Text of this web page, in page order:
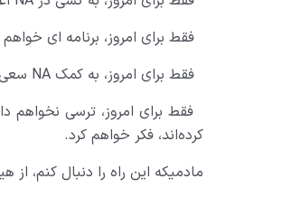
فقط برای امروز، برنامه ای
فقط برای امروز، به کمک NA سعی خواهم کرد از زاویه بهتری به زندگی نگاه کنم.
فقط برای امروز، ترسی نخواهم
کرده‌اند، فکر خواهم کرد.
مادمیکه این راه را دنبال کنم،